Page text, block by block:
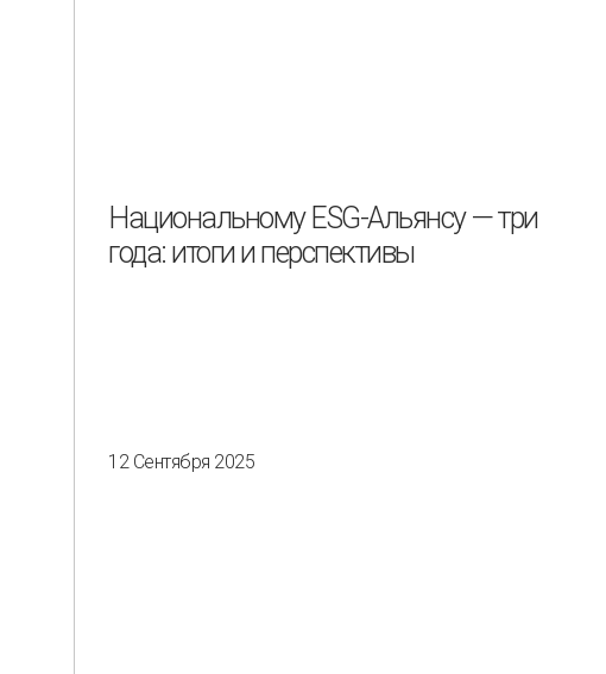
Национальному ESG-Альянсу — три
года: итоги и перспективы
12 Сентября 2025